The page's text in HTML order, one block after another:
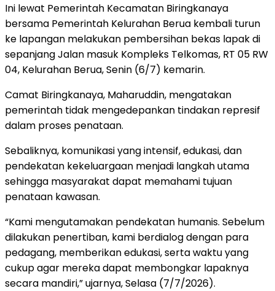
Ini lewat Pemerintah Kecamatan Biringkanaya
bersama Pemerintah Kelurahan Berua kembali turun
ke lapangan melakukan pembersihan bekas lapak di
sepanjang Jalan masuk Kompleks Telkomas, RT 05 RW
04, Kelurahan Berua, Senin (6/7) kemarin.
Camat Biringkanaya, Maharuddin, mengatakan
pemerintah tidak mengedepankan tindakan represif
dalam proses penataan.
Sebaliknya, komunikasi yang intensif, edukasi, dan
pendekatan kekeluargaan menjadi langkah utama
sehingga masyarakat dapat memahami tujuan
penataan kawasan.
“Kami mengutamakan pendekatan humanis. Sebelum
dilakukan penertiban, kami berdialog dengan para
pedagang, memberikan edukasi, serta waktu yang
cukup agar mereka dapat membongkar lapaknya
secara mandiri,” ujarnya, Selasa (7/7/2026).